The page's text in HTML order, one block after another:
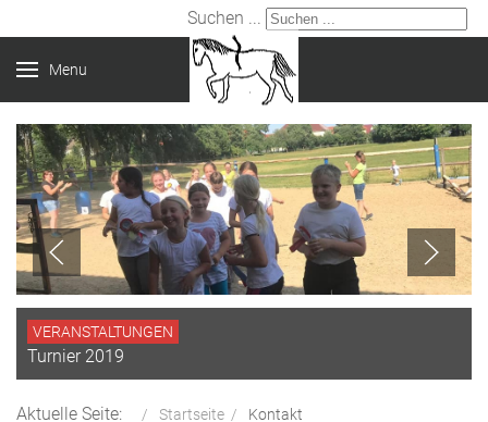
Suchen ...
Menu
VERANSTALTUNGEN
Turnier 2019
Aktuelle Seite: Startseite Kontakt